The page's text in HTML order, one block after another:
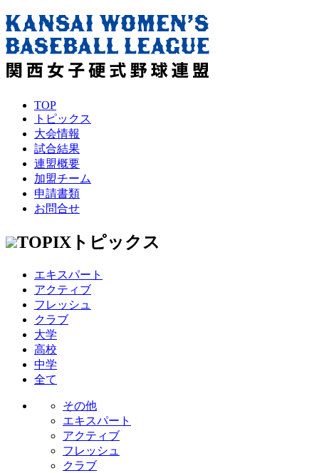
TOP
トピックス
大会情報
試合結果
連盟概要
加盟チーム
申請書類
お問合せ
TOPIX トピックス
エキスパート
アクティブ
フレッシュ
クラブ
大学
高校
中学
全て
その他
エキスパート
アクティブ
フレッシュ
クラブ